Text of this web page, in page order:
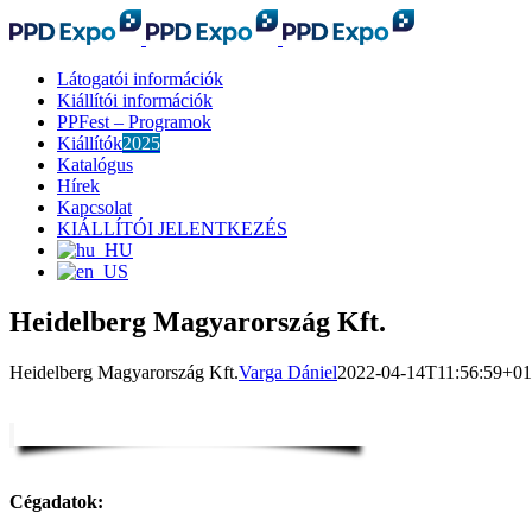
Kihagyás
Látogatói információk
Kiállítói információk
PPFest – Programok
Kiállítók2025
Katalógus
Hírek
Kapcsolat
KIÁLLÍTÓI JELENTKEZÉS
Heidelberg Magyarország Kft.
Heidelberg Magyarország Kft.Varga Dániel2022-04-
Cégadatok: